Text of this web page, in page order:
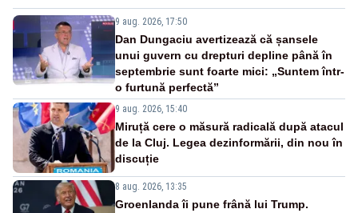
9 aug. 2026, 17:50
Dan Dungaciu avertizează că șansele
unui guvern cu drepturi depline până în
septembrie sunt foarte mici: „Suntem într-
o furtună perfectă”
9 aug. 2026, 15:40
Miruță cere o măsură radicală după atacul
de la Cluj. Legea dezinformării, din nou în
discuție
8 aug. 2026, 13:35
Groenlanda îi pune frână lui Trump.